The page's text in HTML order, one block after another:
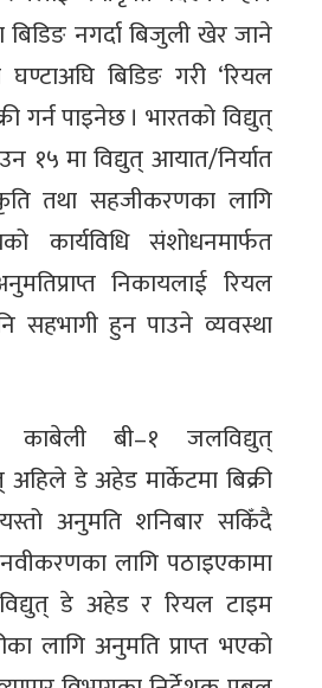
बिडिङ नगर्दा बिजुली खेर जाने
बिडिङ गरी ‘रियल
गर्न पाइनेछ । भारतको विद्युत्
१५ मा विद्युत् आयात/निर्यात
तथा सहजीकरणका लागि
कार्यविधि संशोधनमार्फत
निकायलाई रियल
सहभागी हुन पाउने व्यवस्था
बी–१ जलविद्युत्
डे अहेड मार्केटमा बिक्री
अनुमति शनिबार सकिँदै
लागि पठाइएकामा
डे अहेड र रियल टाइम
लागि अनुमति प्राप्त भएको